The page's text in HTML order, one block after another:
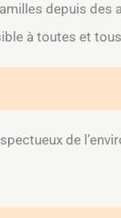
depuis des
à toutes et
de